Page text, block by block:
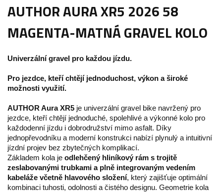
AUTHOR AURA XR5 2026 58
MAGENTA-MATNÁ GRAVEL KOLO
Univerzální gravel pro každou jízdu.
Pro jezdce, kteří chtějí jednoduchost, výkon a široké
možnosti využití.
AUTHOR Aura XR5 je univerzální gravel bike navržený pro
jezdce, kteří chtějí jednoduché, spolehlivé a výkonné kolo pro
každodenní jízdu i dobrodružství mimo asfalt. Díky
jednopřevodníku a moderní konstrukci nabízí plynulý a intuitivní
jízdní projev bez zbytečných komplikací.
Základem kola je odlehčený hliníkový rám s trojitě
zeslabovanými trubkami a plně integrovaným vedením
kabeláže včetně hlavového složení, který zajišťuje optimální
kombinaci tuhosti, odolnosti a čistého designu. Geometrie kola